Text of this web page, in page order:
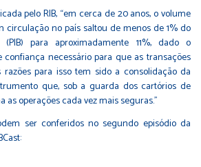
pelo RIB, “em cerca de 20 anos, o volume
circulação no país saltou de menos de 1% do
para aproximadamente 11%, dado o
necessário para que as transações
para isso tem sido a consolidação da
que, sob a guarda dos cartórios de
as operações cada vez mais seguras.”
ser conferidos no segundo episódio da